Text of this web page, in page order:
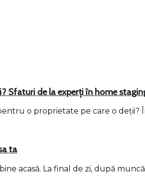
Sfaturi de la experți în home
o proprietate pe care o deții?
ta
acasă. La final de zi, după